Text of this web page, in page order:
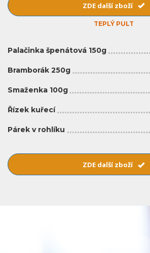
ZDE další zboží
TEPLÝ PULT
Palačinka špenátová 150g
Bramborák 250g
Smaženka 100g
Řízek kuřecí
Párek v rohlíku
ZDE další zboží